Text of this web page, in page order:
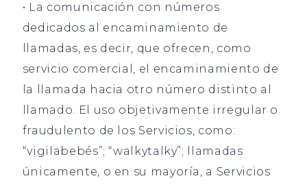
• La comunicación con números
dedicados al encaminamiento de
llamadas, es decir, que ofrecen, como
servicio comercial, el encaminamiento de
la llamada hacia otro número distinto al
llamado. El uso objetivamente irregular o
fraudulento de los Servicios, como:
“vigilabebés”; “walkytalky”; llamadas
únicamente, o en su mayoría, a Servicios